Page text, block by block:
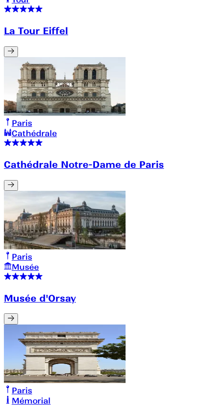
La Tour Eiffel
Paris
Cathédrale
Cathédrale Notre-Dame de Paris
Paris
Musée
Musée d'Orsay
Paris
Mémorial